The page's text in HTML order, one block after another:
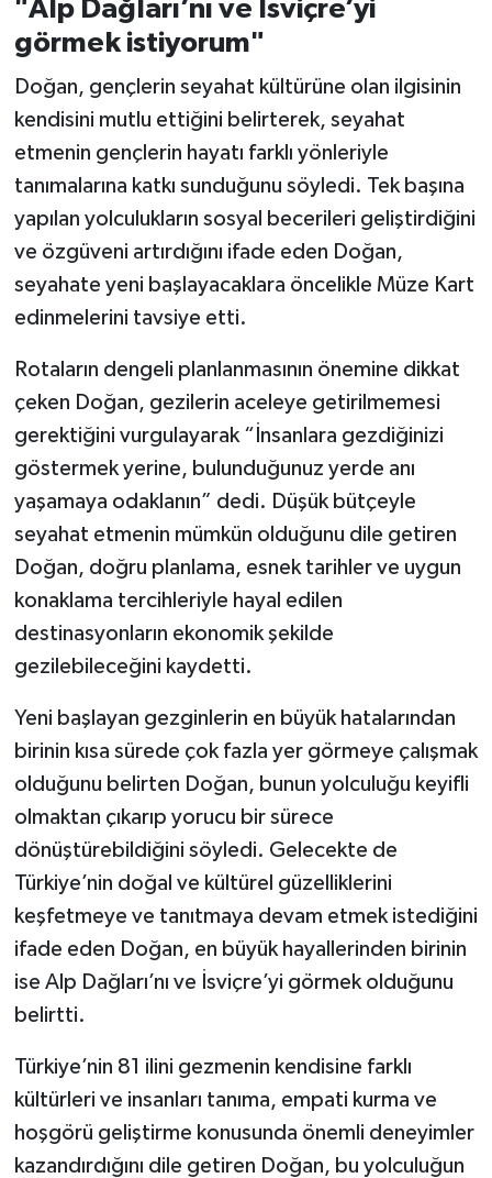
"Alp Dağları’nı ve İsviçre’yi
görmek istiyorum"
Doğan, gençlerin seyahat kültürüne olan ilgisinin
kendisini mutlu ettiğini belirterek, seyahat
etmenin gençlerin hayatı farklı yönleriyle
tanımalarına katkı sunduğunu söyledi. Tek başına
yapılan yolculukların sosyal becerileri geliştirdiğini
ve özgüveni artırdığını ifade eden Doğan,
seyahate yeni başlayacaklara öncelikle Müze Kart
edinmelerini tavsiye etti.
Rotaların dengeli planlanmasının önemine dikkat
çeken Doğan, gezilerin aceleye getirilmemesi
gerektiğini vurgulayarak “İnsanlara gezdiğinizi
göstermek yerine, bulunduğunuz yerde anı
yaşamaya odaklanın” dedi. Düşük bütçeyle
seyahat etmenin mümkün olduğunu dile getiren
Doğan, doğru planlama, esnek tarihler ve uygun
konaklama tercihleriyle hayal edilen
destinasyonların ekonomik şekilde
gezilebileceğini kaydetti.
Yeni başlayan gezginlerin en büyük hatalarından
birinin kısa sürede çok fazla yer görmeye çalışmak
olduğunu belirten Doğan, bunun yolculuğu keyifli
olmaktan çıkarıp yorucu bir sürece
dönüştürebildiğini söyledi. Gelecekte de
Türkiye’nin doğal ve kültürel güzelliklerini
keşfetmeye ve tanıtmaya devam etmek istediğini
ifade eden Doğan, en büyük hayallerinden birinin
ise Alp Dağları’nı ve İsviçre’yi görmek olduğunu
belirtti.
Türkiye’nin 81 ilini gezmenin kendisine farklı
kültürleri ve insanları tanıma, empati kurma ve
hoşgörü geliştirme konusunda önemli deneyimler
kazandırdığını dile getiren Doğan, bu yolculuğun